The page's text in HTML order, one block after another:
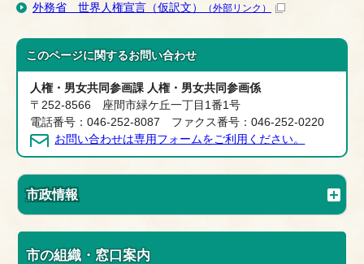
外務省 世界人権宣言（仮訳文） （外部リンク）
このページに関するお問い合わせ
人権・男女共同参画課 人権・男女共同参画係
〒252-8566 座間市緑ケ丘一丁目1番1号
電話番号：046-252-8087 ファクス番号：046-252-0220
お問い合わせは専用フォームをご利用ください。
市政情報
市の組織・窓口案内